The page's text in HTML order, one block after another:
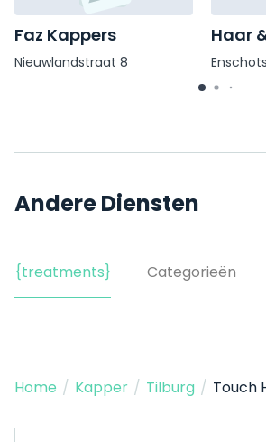
Faz Kappers
Nieuwlandstraat 8
Haar
Andere Diensten
{treatments} Categorieën
Home / Kapper / Tilburg / Touch